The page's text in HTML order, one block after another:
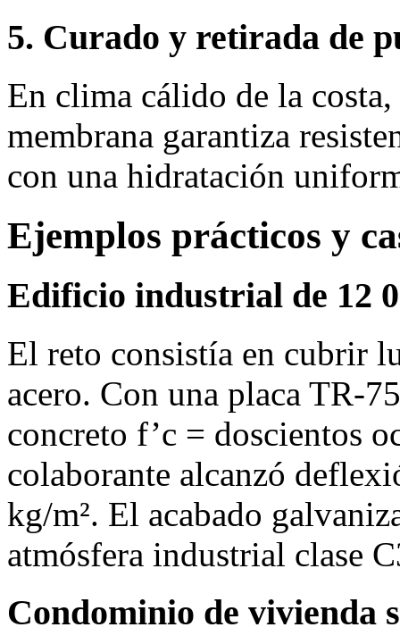
5. Curado y retirada de
En clima cálido de la
membrana garantiza
con una hidratación
Ejemplos prácticos y
Edificio industrial de 12
El reto consistía en cubrir
acero. Con una placa
concreto f’c = doscientos
colaborante alcanzó
kg/m². El acabado
atmósfera industrial clase
Condominio de vivienda